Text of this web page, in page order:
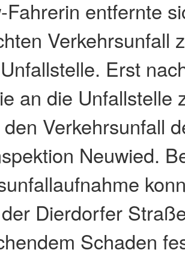
Fahrerin entfernte
Verkehrsunfall
Erst
an die Unfallstelle
Verkehrsunfall
Neuwied.
Dierdorfer
Schaden